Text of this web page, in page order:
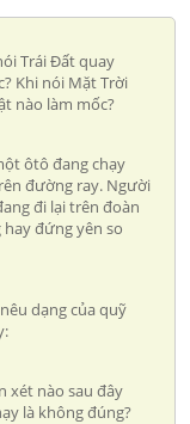
Trái Đất quay
Khi nói Mặt Trời
nào làm mốc?
ôtô đang chạy
đường ray. Người
đi lại trên đoàn
đứng yên so
dạng của quỹ
xét nào sau đây
là không đúng?